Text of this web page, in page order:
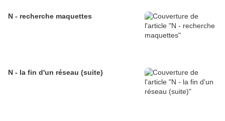
N - recherche maquettes
N - la fin d'un réseau (suite)